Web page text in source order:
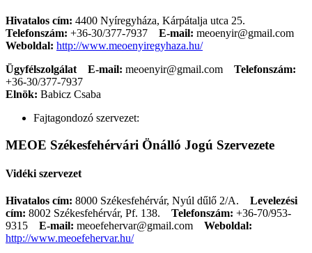
Hivatalos cím: 4400 Nyíregyháza, Kárpátalja utca 25.
Telefonszám: +36-30/377-7937 E-mail: meoenyir@gmail.com
Weboldal: http://www.meoenyiregyhaza.hu/
Ügyfélszolgálat
E-mail: meoenyir@gmail.com
Telefonszám:
+36-30/377-7937
Elnök: Babicz Csaba
Fajtagondozó szervezet:
MEOE Székesfehérvári Önálló Jogú Szervezete
Vidéki szervezet
Hivatalos cím: 8000 Székesfehérvár, Nyúl dűlő 2/A. Levelezési
cím: 8002 Székesfehérvár, Pf. 138. Telefonszám: +36-70/953-
9315
E-mail: meoefehervar@gmail.com
Weboldal:
http://www.meoefehervar.hu/